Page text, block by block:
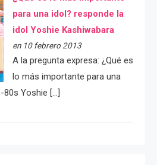
para una idol? responde la
idol Yoshie Kashiwabara
en 10 febrero 2013
A la pregunta expresa: ¿Qué es
lo más importante para una
80s Yoshie […]